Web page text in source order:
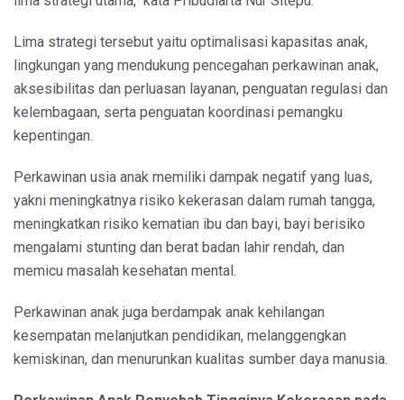
Lima strategi tersebut yaitu optimalisasi kapasitas anak,
lingkungan yang mendukung pencegahan perkawinan anak,
aksesibilitas dan perluasan layanan, penguatan regulasi dan
kelembagaan, serta penguatan koordinasi pemangku
kepentingan.
Perkawinan usia anak memiliki dampak negatif yang luas,
yakni meningkatnya risiko kekerasan dalam rumah tangga,
meningkatkan risiko kematian ibu dan bayi, bayi berisiko
mengalami stunting dan berat badan lahir rendah, dan
memicu masalah kesehatan mental.
Perkawinan anak juga berdampak anak kehilangan
kesempatan melanjutkan pendidikan, melanggengkan
kemiskinan, dan menurunkan kualitas sumber daya manusia.